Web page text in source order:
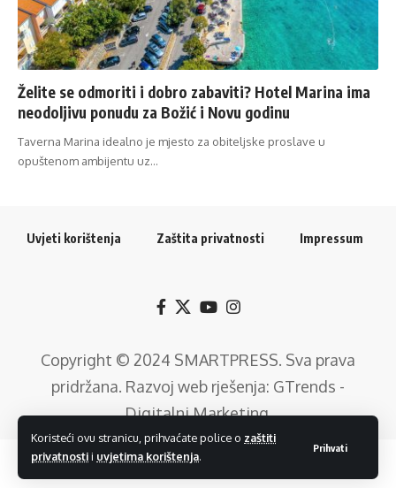
Koristeći ovu stranicu, prihvaćate police o zaštiti
privatnostii uvjetima korištenja.
Prihvati
Želite se odmoriti i dobro zabaviti? Hotel Marina ima
neodoljivu ponudu za Božić i Novu godinu
Taverna Marina idealno je mjesto za obiteljske proslave u
opuštenom ambijentu uz…
Uvjeti korištenja Zaštita privatnosti Impressum
Copyright © 2024 SMARTPRESS. Sva prava
pridržana. Razvoj web rješenja: GTrends -
Digitalni Marketing.